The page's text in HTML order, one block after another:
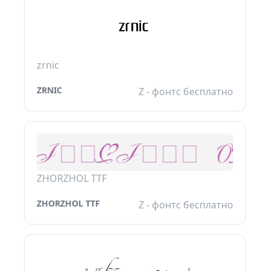
zrnic
ZRNIC Z - фонтс бесплатно
ZHORZHOL TTF
ZHORZHOL TTF Z - фонтс бесплатно